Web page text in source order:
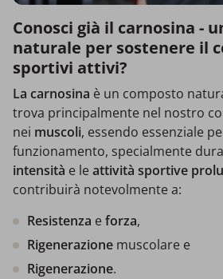
Conosci già il carnosina -
naturale per sostenere il
sportivi attivi?
La carnosina è un composto
trova principalmente nel nostro
nei muscoli, essendo essenziale
funzionamento, specialmente
intensità e le attività sportive
contribuirà notevolmente a:
Resistenza e forza,
Rigenerazione muscolare e
Rigenerazione.